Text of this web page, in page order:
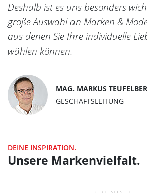
Deshalb ist es uns besonders
große Auswahl an Marken &
aus denen Sie Ihre individuelle
wählen können.
MAG. MARKUS
GESCHÄFTSLEITUNG
DEINE INSPIRATION.
Unsere Markenvielfalt.